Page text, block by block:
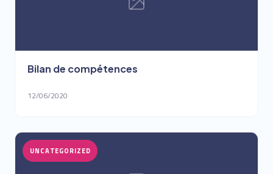
Bilan de compétences
12/06/2020
UNCATEGORIZED